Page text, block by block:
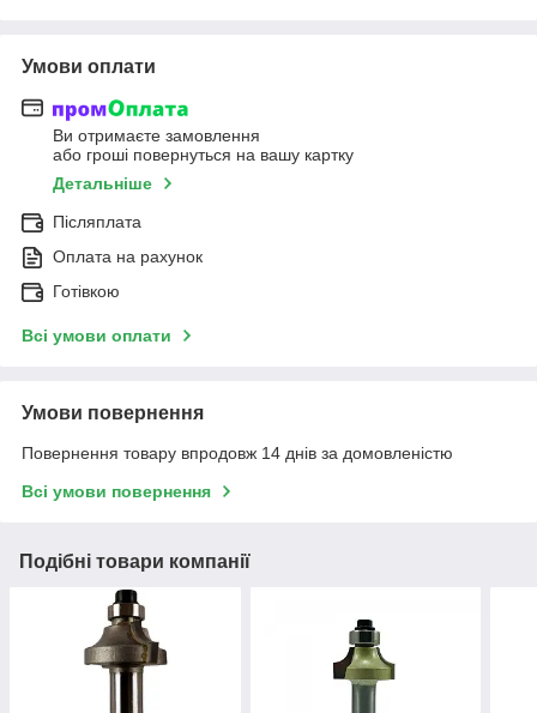
Умови оплати
Ви отримаєте замовлення
або гроші повернуться на вашу картку
Детальніше
Післяплата
Оплата на рахунок
Готівкою
Всі умови оплати
Умови повернення
Повернення товару впродовж 14 днів за домовленістю
Всі умови повернення
Подібні товари компанії